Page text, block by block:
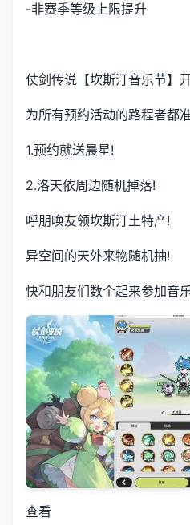
-非赛季等级上限提升
仗剑传说【坎斯汀音乐节】
为所有预约活动的路程者都
1.预约就送晨星!
2.洛天依周边随机掉落!
呼朋唤友领坎斯汀土特产!
异空间的天外来物随机抽!
快和朋友们数个起来参加音
查看